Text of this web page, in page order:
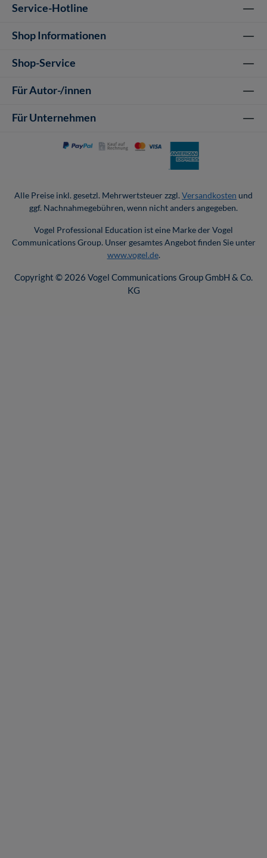
Service-Hotline
Shop Informationen
Shop-Service
Für Autor-/innen
Für Unternehmen
Alle Preise inkl. gesetzl. Mehrwertsteuer zzgl. Versandkosten und
ggf. Nachnahmegebühren, wenn nicht anders angegeben.
Vogel Professional Education ist eine Marke der Vogel
Communications Group. Unser gesamtes Angebot finden Sie unter
www.vogel.de.
Copyright © 2026 Vogel Communications Group GmbH & Co.
KG